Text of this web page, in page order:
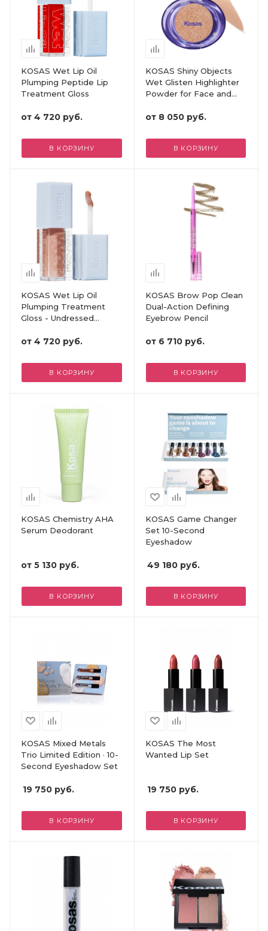
KOSAS Wet Lip Oil
Plumping Peptide Lip
Treatment Gloss
от 4 720 руб.
В КОРЗИНУ
KOSAS Shiny Objects
Wet Glisten Highlighter
Powder for Face and
от 8 050 руб.
В КОРЗИНУ
KOSAS Wet Lip Oil
Plumping Treatment
Gloss - Undressed
от 4 720 руб.
В КОРЗИНУ
KOSAS Brow Pop Clean
Dual-Action Defining
Eyebrow Pencil
от 6 710 руб.
В КОРЗИНУ
KOSAS Chemistry AHA
Serum Deodorant
от 5 130 руб.
В КОРЗИНУ
KOSAS Game Changer
Set 10-Second
Eyeshadow
49 180руб.
В КОРЗИНУ
KOSAS Mixed Metals
Trio Limited Edition · 10-
Second Eyeshadow Set
19 750 руб.
В КОРЗИНУ
KOSAS The Most
Wanted Lip Set
19 750руб.
В КОРЗИНУ